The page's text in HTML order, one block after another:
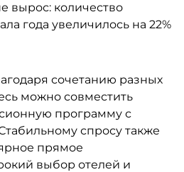
вырос: количество
года увеличилось на 22%
сочетанию разных
можно совместить
программу с
спросу также
прямое
выбор отелей и